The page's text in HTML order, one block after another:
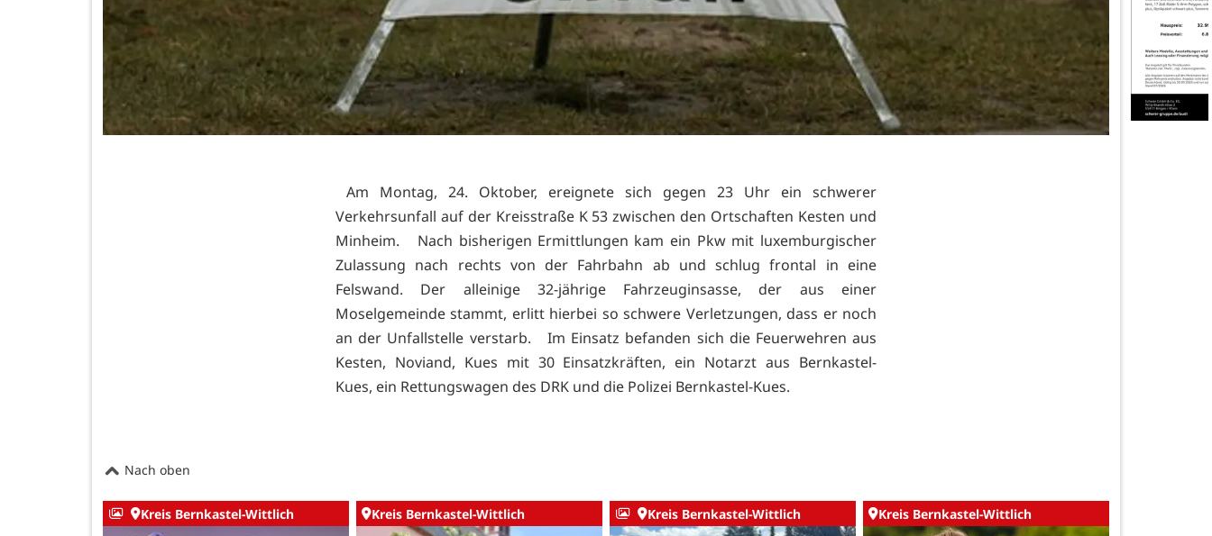
Am Montag, 24. Oktober, ereignete sich gegen 23 Uhr ein schwerer
Verkehrsunfall auf der Kreisstraße K 53 zwischen den Ortschaften Kesten und
Minheim. Nach bisherigen Ermittlungen kam ein Pkw mit luxemburgischer
Zulassung nach rechts von der Fahrbahn ab und schlug frontal in eine
Felswand. Der alleinige 32-jährige Fahrzeuginsasse, der aus einer
Moselgemeinde stammt, erlitt hierbei so schwere Verletzungen, dass er noch
an der Unfallstelle verstarb. Im Einsatz befanden sich die Feuerwehren aus
Kesten, Noviand, Kues mit 30 Einsatzkräften, ein Notarzt aus Bernkastel-
Kues, ein Rettungswagen des DRK und die Polizei Bernkastel-Kues.
Nach oben
Kreis Bernkastel-Wittlich Kreis Bernkastel-Wittlich Kreis Bernkastel-Wittlich Kreis Bernkastel-Wittlich